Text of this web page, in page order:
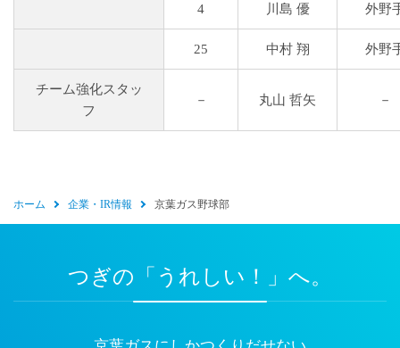
4 川島 優 外野
25 中村 翔 外野
チーム強化スタッ
フ
－ 丸山 哲矢 －
ホーム 企業・IR情報 京葉ガス野球部
つぎの「うれしい！」へ。